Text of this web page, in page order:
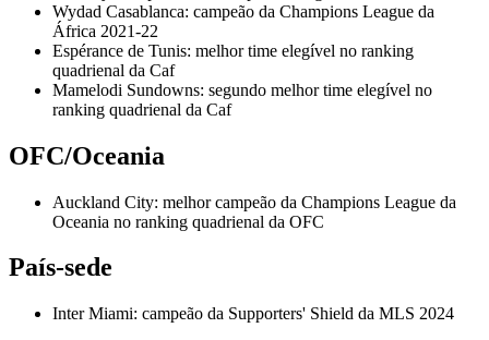
Wydad Casablanca: campeão da Champions League da
África 2021-22
Espérance de Tunis: melhor time elegível no ranking
quadrienal da Caf
Mamelodi Sundowns: segundo melhor time elegível no
ranking quadrienal da Caf
OFC/Oceania
Auckland City: melhor campeão da Champions League da
Oceania no ranking quadrienal da OFC
País-sede
Inter Miami: campeão da Supporters' Shield da MLS 2024